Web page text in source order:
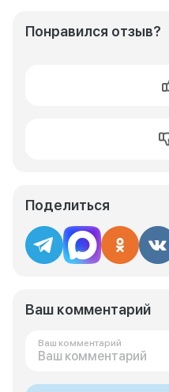
Понравился отзыв?
Поделиться
Ваш комментарий
Ваш комментарий